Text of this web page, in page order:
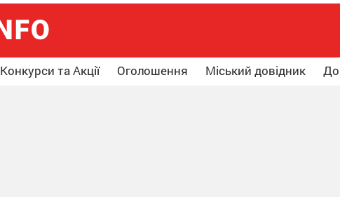
Конкурси та Акції Оголошення Міський довідник